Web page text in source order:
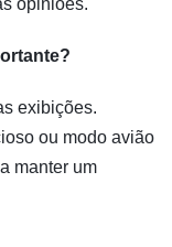
opiniões.
exibições.
ou modo avião
manter um